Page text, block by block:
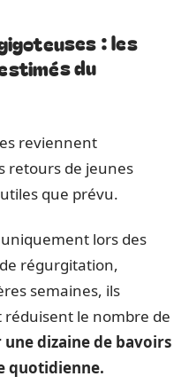
: les
du
reviennent
retours de jeunes
que prévu.
lors des
régurgitation,
semaines, ils
le nombre de
dizaine de bavoirs
quotidienne.